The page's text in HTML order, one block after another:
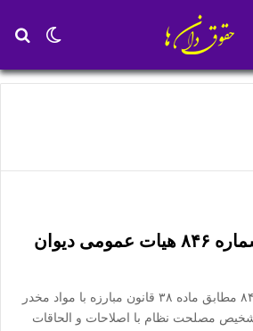
تغییر
رای وحدت رویه شماره ۸۴۶ هیات عمومی دیوان
رای وحدت رویه شماره ۸۴۶ مطابق ماده ۳۸ قانون مبارزه با مواد مخدر
۸/۳ مجمع تشخیص مصلحت نظام با اصلاحات و الحاقات